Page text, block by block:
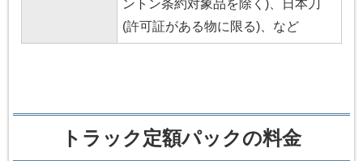
ントン条約対象品を除く)、日本刀
(許可証がある物に限る)、など
トラック定額パックの料金